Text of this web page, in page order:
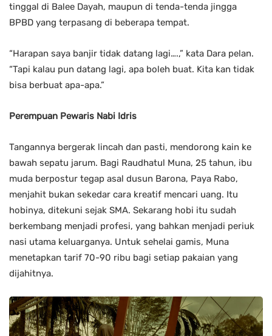
tinggal di Balee Dayah, maupun di tenda-tenda jingga
BPBD yang terpasang di beberapa tempat.
“Harapan saya banjir tidak datang lagi….,” kata Dara pelan.
“Tapi kalau pun datang lagi, apa boleh buat. Kita kan tidak
bisa berbuat apa-apa.”
Perempuan Pewaris Nabi Idris
Tangannya bergerak lincah dan pasti, mendorong kain ke
bawah sepatu jarum. Bagi Raudhatul Muna, 25 tahun, ibu
muda berpostur tegap asal dusun Barona, Paya Rabo,
menjahit bukan sekedar cara kreatif mencari uang. Itu
hobinya, ditekuni sejak SMA. Sekarang hobi itu sudah
berkembang menjadi profesi, yang bahkan menjadi periuk
nasi utama keluarganya. Untuk sehelai gamis, Muna
menetapkan tarif 70-90 ribu bagi setiap pakaian yang
dijahitnya.